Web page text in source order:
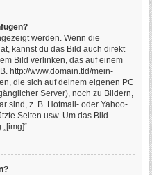
werden. Wenn die
kannst du das Bild auch direkt
Bild verlinken, das auf einem
http://www.domain.tld/mein-
die sich auf deinem eigenen PC
Server), noch zu Bildern,
sind, z. B. Hotmail- oder Yahoo-
Seiten usw. Um das Bild